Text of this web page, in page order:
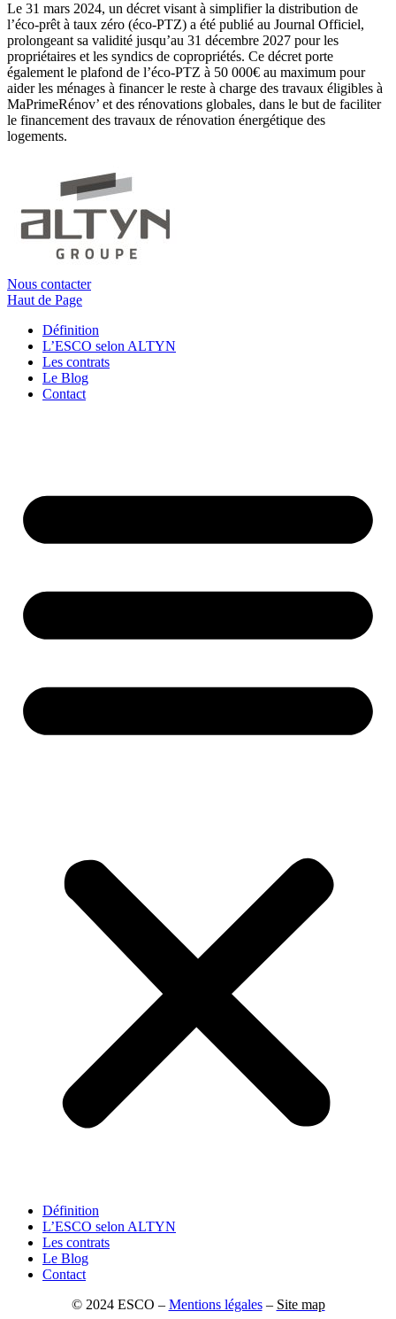
Le 31 mars 2024, un décret visant à simplifier la distribution de
l’éco-prêt à taux zéro (éco-PTZ) a été publié au Journal Officiel,
prolongeant sa validité jusqu’au 31 décembre 2027 pour les
propriétaires et les syndics de copropriétés. Ce décret porte
également le plafond de l’éco-PTZ à 50 000€ au maximum pour
aider les ménages à financer le reste à charge des travaux éligibles à
MaPrimeRénov’ et des rénovations globales, dans le but de faciliter
le financement des travaux de rénovation énergétique des
logements.
Nous contacter
Haut de Page
Définition
L’ESCO selon ALTYN
Les contrats
Le Blog
Contact
Définition
L’ESCO selon ALTYN
Les contrats
Le Blog
Contact
© 2024 ESCO – Mentions légales– Site map